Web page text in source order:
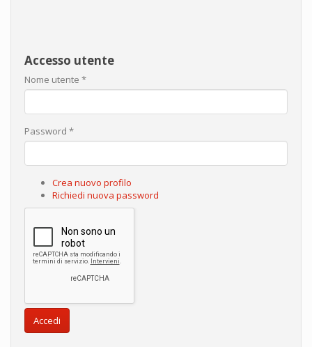
Accesso utente
Nome utente *
Password *
Crea nuovo profilo
Richiedi nuova password
Accedi